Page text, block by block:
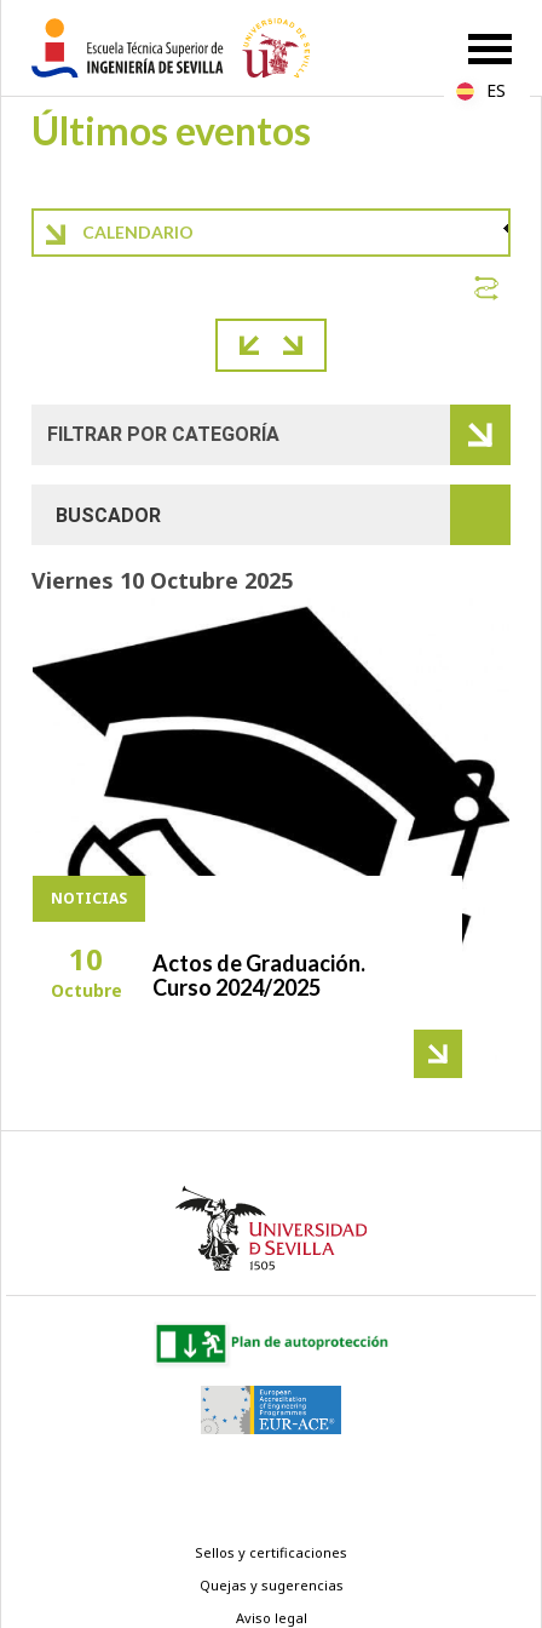
Últimos eventos
Viernes 10 Octubre 2025
NOTICIAS
10
Octubre
Actos de Graduación.
Curso 2024/2025
Paginación
CALENDARIO
Sellos y certificaciones
Quejas y sugerencias
Aviso legal
ES